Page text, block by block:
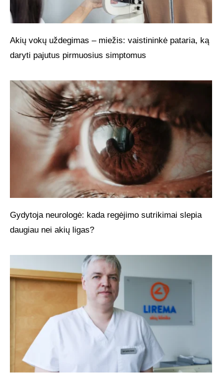
Akių vokų uždegimas – miežis: vaistininkė pataria, ką
daryti pajutus pirmuosius simptomus
Gydytoja neurologė: kada regėjimo sutrikimai slepia
daugiau nei akių ligas?